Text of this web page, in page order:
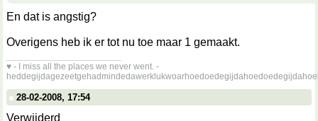
En dat is angstig?
Overigens heb ik er tot nu toe maar 1 gemaakt.
♥ - I miss all the places we never went. -
28-02-2008, 17:54
Verwijderd